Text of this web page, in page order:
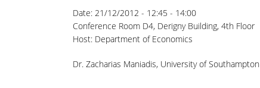
Date:21/12/2012 - 12:45 - 14:00
Conference Room D4, Derigny Building, 4th Floor
Host: Department of Economics
Dr. Zacharias Maniadis, University of Southampton